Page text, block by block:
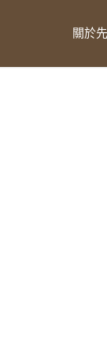
關於